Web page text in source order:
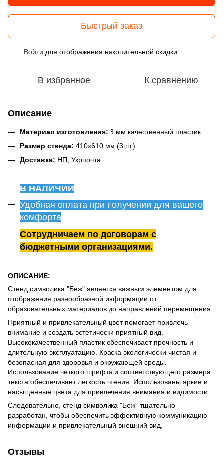
Быстрый заказ
Войти для отображения накопительной скидки
В избранное К сравнению
Описание
Материал изготовления: 3 мм качественный пластик
Размер стенда: 410х610 мм (3шт.)
Доставка: НП, Укрпочта
В НАЛИЧИИ
Удобная оплата при получении для вашего
комфорта
Сотрудничаем по договорам с
бюджетными организациями.
ОПИСАНИЕ:
Стенд символика "Беж" является важным элементом для
отображения разнообразной информации от
образовательных материалов до направлений перемещения.
Приятный и привлекательный цвет помогает привлечь
внимание и создать эстетически приятный вид.
Высококачественный пластик обеспечивает прочность и
длительную эксплуатацию. Краска экологически чистая и
безопасная для здоровья и окружающей среды.
Использование четкого шрифта и соответствующего размера
текста обеспечивает легкость чтения. Использованы яркие и
насыщенные цвета для привлечения внимания и видимости.
Следовательно, стенд символика "Беж" тщательно
разработан, чтобы обеспечить эффективную коммуникацию
информации и привлекательный внешний вид.
Отзывы